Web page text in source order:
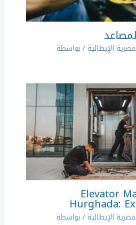
الإيطالية/ بواسطة
Elevator
Hurghada:
الإيطالية/ بواسطة